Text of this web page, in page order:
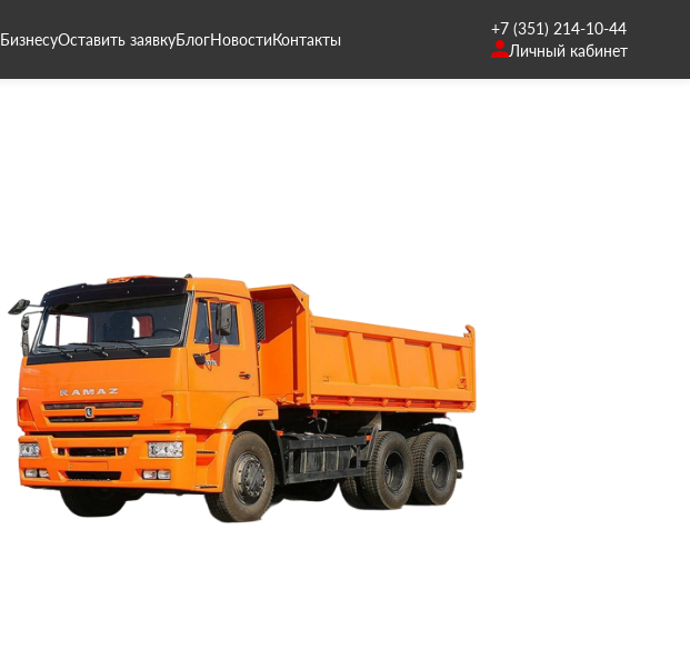
БизнесуОставить заявкуБлогНовостиКонтакты
+7 (351) 214-10-44
Личный кабинет